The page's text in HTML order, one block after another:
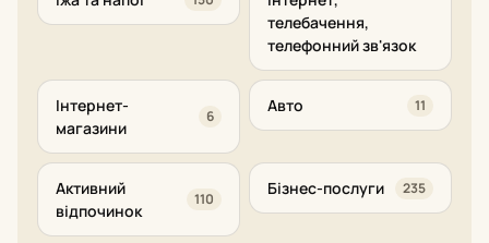
телебачення,
телефонний зв'язок
Інтернет-
магазини
6
Авто 11
Активний
відпочинок
110
Бізнес-послуги 235